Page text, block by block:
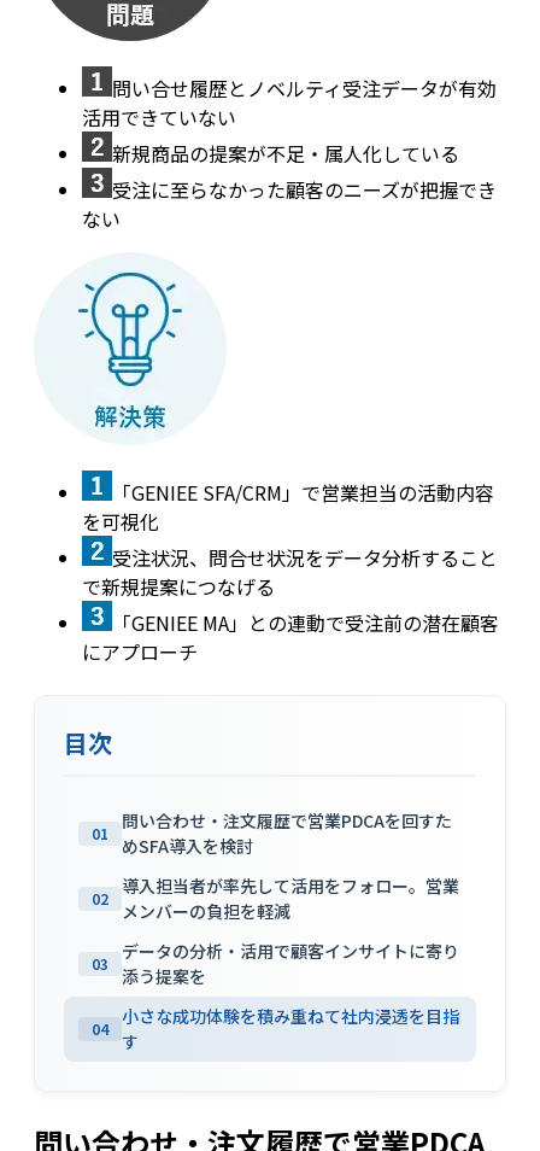
問い合せ履歴とノベルティ受注データが有効
活用できていない
新規商品の提案が不足・属人化している
受注に至らなかった顧客のニーズが把握でき
ない
「GENIEE SFA/CRM」で営業担当の活動内容
を可視化
受注状況、問合せ状況をデータ分析すること
で新規提案につなげる
「GENIEE MA」との連動で受注前の潜在顧客
にアプローチ
目次
01
問い合わせ・注文履歴で営業PDCAを回すた
めSFA導入を検討
02
導入担当者が率先して活用をフォロー。営業
メンバーの負担を軽減
03
データの分析・活用で顧客インサイトに寄り
添う提案を
04
小さな成功体験を積み重ねて社内浸透を目指
す
問い合わせ・注文履歴で営業PDCA